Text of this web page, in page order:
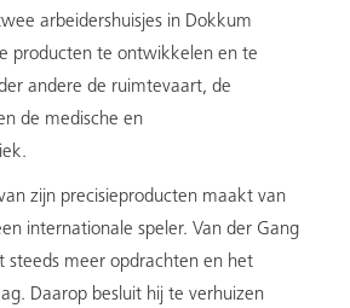
arbeidershuisjes in Dokkum
producten te ontwikkelen en te
andere de ruimtevaart, de
de medische en
zijn precisieproducten maakt van
internationale speler. Van der Gang
steeds meer opdrachten en het
Daarop besluit hij te verhuizen